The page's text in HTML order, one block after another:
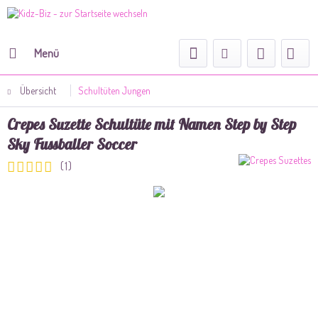
Menü
Übersicht Schultüten Jungen
Crepes Suzette Schultüte mit Namen Step by Step
Sky Fussballer Soccer
(1)